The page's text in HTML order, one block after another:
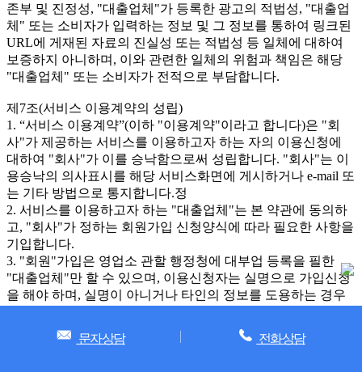
문자상담 전화상담
존부 및 진정성, "대출업체"가 등록한 광고의 적법성, "대출업
체" 또는 소비자가 입력하는 정보 및 그 정보를 통하여 링크된
URL에 게재된 자료의 진실성 또는 적법성 등 일체에 대하여
보증하지 아니하며, 이와 관련한 일체의 위험과 책임은 해당
"대출업체" 또는 소비자가 전적으로 부담합니다.
제7조(서비스 이용계약의 성립)
1. “서비스 이용계약”(이하 "이용계약"이라고 합니다)은 "회
사"가 제공하는 서비스를 이용하고자 하는 자의 이용신청에
대하여 "회사"가 이를 승낙함으로써 성립합니다. "회사"는 이
용승낙의 의사표시를 해당 서비스화면에 게시하거나 e-mail 또
는 기타 방법으로 통지합니다.정
2. 서비스를 이용하고자 하는 "대출업체"는 본 약관에 동의하
고, "회사"가 정하는 회원가입 신청양식에 따라 필요한 사항을
기입합니다.
3. "회원"가입은 영업소 관할 행정청에 대부업 등록을 필한
"대출업체"만 할 수 있으며, 이용신청자는 실명으로 가입신청
을 해야 하며, 실명이 아니거나 타인의 정보를 도용하는 경우
4. 이용신청의 처리는 신청순서에 의하며, 회원가입의 성립 시